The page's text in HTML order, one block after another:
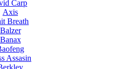
Carp
Axis
Breath
Balzer
Banax
Assasin